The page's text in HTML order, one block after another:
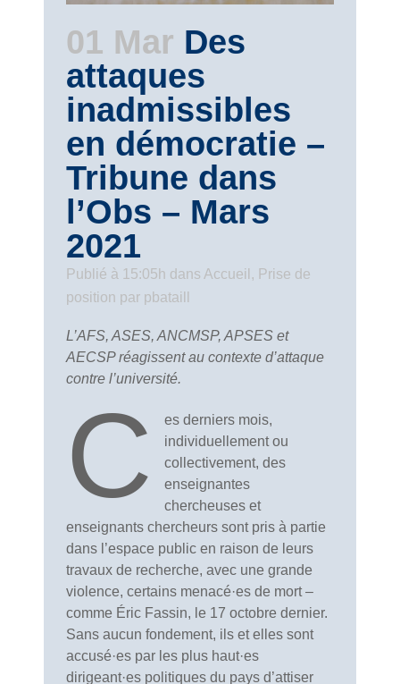
01 Mar Des
attaques
inadmissibles
en démocratie –
Tribune dans
l’Obs – Mars
2021
Publié à 15:05h dans Accueil , Prise de
position par pbataill
L’AFS, ASES, ANCMSP, APSES et
AECSP réagissent au contexte d’attaque
contre l’université.
C
es derniers mois,
individuellement ou
collectivement, des
enseignantes
chercheuses et
enseignants chercheurs sont pris à partie
dans l’espace public en raison de leurs
travaux de recherche, avec une grande
violence, certains menacé·es de mort –
comme Éric Fassin, le 17 octobre dernier.
Sans aucun fondement, ils et elles sont
accusé·es par les plus haut·es
dirigeant·es politiques du pays d’attiser